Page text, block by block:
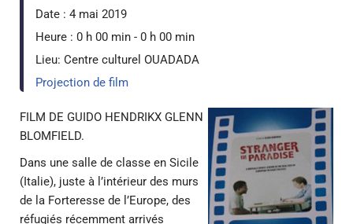
Date : 4 mai 2019
Heure : 0 h 00 min - 0 h 00 min
Lieu: Centre culturel OUADADA
Projection de film
FILM DE GUIDO HENDRIKX GLENN
BLOMFIELD.
Dans une salle de classe en Sicile
(Italie), juste à l’intérieur des murs
de la Forteresse de l’Europe, des
réfugiés récemment arrivés